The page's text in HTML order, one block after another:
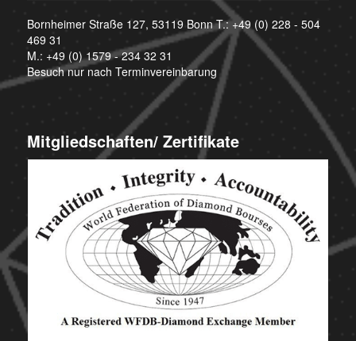
Bornheimer Straße 127, 53119 Bonn T.:+49 (0) 228 - 504
469 31
M.: +49 (0) 1579 - 234 32 31
Besuch nur nach Terminvereinbarung
Mitgliedschaften/ Zertifikate